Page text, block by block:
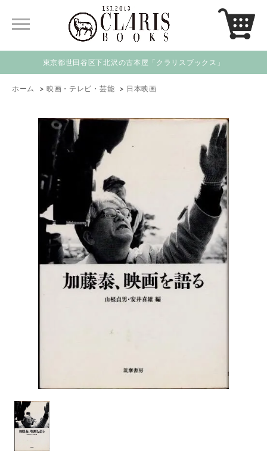
東京都世田谷区下北沢の古本屋「クラリスブックス」
ホーム > 映画・テレビ・芸能 > 日本映画